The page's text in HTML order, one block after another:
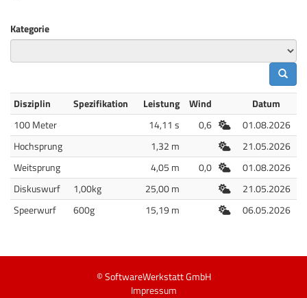
Kategorie
Disziplin Spezifikation Leistung Wind
Datum
100 Meter
14,11 s 0,6 Freiluft
01.08.2026
Hochsprung
1,32 m Freiluft21.05.2026
Weitsprung
4,05 m 0,0 Freiluft
01.08.2026
Diskuswurf
1,00kg 25,00 m Freiluft21.05.2026
Speerwurf
600g 15,19 m Freiluft
06.05.2026
© SoftwareWerkstatt GmbH
Impressum